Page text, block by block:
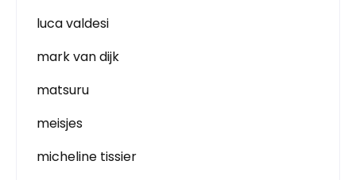
luca valdesi
mark van dijk
matsuru
meisjes
micheline tissier